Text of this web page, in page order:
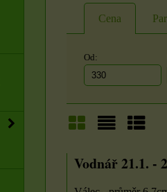
Cena
Od:
Mřížka
Vodnář 21.1. -